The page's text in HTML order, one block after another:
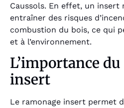
Caussols. En effet, un
entraîner des risques
combustion du bois, ce qui
et à l’environnement.
L’importance
insert
Le ramonage insert permet